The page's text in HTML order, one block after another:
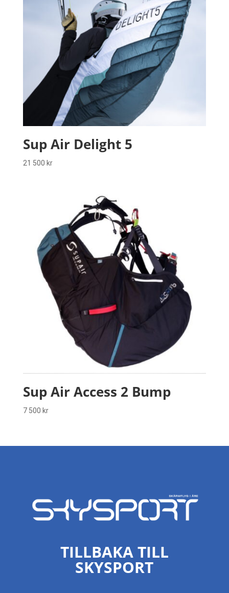
Sup Air Delight 5
21 500 kr
Sup Air Access 2 Bump
7 500 kr
TILLBAKA TILL
SKYSPORT